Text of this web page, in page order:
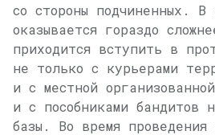
со стороны подчиненных. В
оказывается гораздо
приходится вступить в
не только с курьерами
и с местной
и с пособниками бандитов
базы. Во время проведения